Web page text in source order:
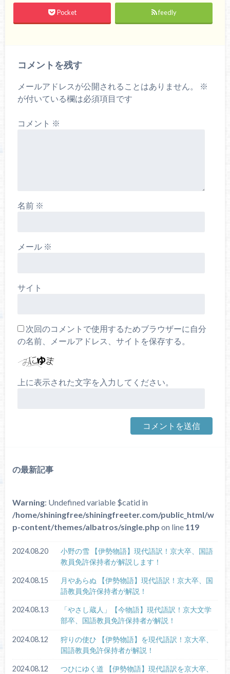
Pocket feedly
コメントを残す
メールアドレスが公開されることはありません。
※
が付いている欄は必須項目です
コメント ※
名前 ※
メール ※
サイト
次回のコメントで使用するためブラウザーに自分
の名前、メールアドレス、サイトを保存する。
上に表示された文字を入力してください。
の最新記事
Warning: Undefined variable $catid in
/home/shiningfree/shiningfreeter.com/public_html/w
p-content/themes/albatros/single.php on line 119
2024.08.20
小野の雪 【伊勢物語】現代語訳！京大卒、国語
教員免許保持者が解説します！
2024.08.15
月やあらぬ 【伊勢物語】現代語訳！京大卒、国
語教員免許保持者が解説！
2024.08.13
「やさし蔵人」【今物語】現代語訳！京大文学
部卒、国語教員免許保持者が解説！
2024.08.12
狩りの使ひ 【伊勢物語】を現代語訳！京大卒、
国語教員免許保持者が解説！
2024.08.12
つひにゆく道 【伊勢物語】現代語訳を京大卒、